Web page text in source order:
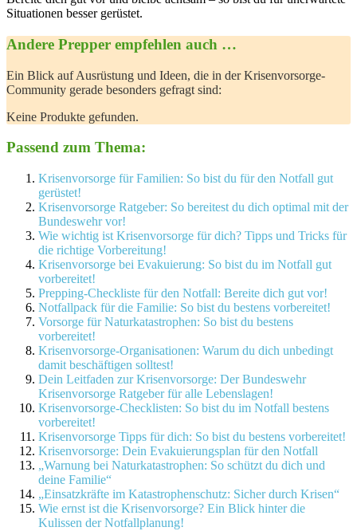
Situationen besser gerüstet.
Andere Prepper empfehlen auch …
Ein Blick auf Ausrüstung und Ideen, ⁣die in der Krisenvorsorge-
Community gerade besonders gefragt sind:
Keine Produkte gefunden.
Passend zum Thema:
Krisenvorsorge für Familien: So bist du für den Notfall gut
gerüstet!
Krisenvorsorge Ratgeber: So bereitest du dich optimal mit der
Bundeswehr vor!
Wie wichtig ist Krisenvorsorge für dich? Tipps und Tricks für
die richtige Vorbereitung!
Krisenvorsorge bei Evakuierung: So bist du im Notfall gut
vorbereitet!
Prepping-Checkliste für den Notfall: Bereite dich gut vor!
Notfallpack für die Familie: So bist du bestens vorbereitet!
Vorsorge für Naturkatastrophen: So bist du bestens
vorbereitet!
Krisenvorsorge-Organisationen: Warum du dich unbedingt
damit beschäftigen solltest!
Dein Leitfaden zur Krisenvorsorge: Der Bundeswehr
Krisenvorsorge Ratgeber für alle Lebenslagen!
Krisenvorsorge-Checklisten: So bist du im Notfall bestens
vorbereitet!
Krisenvorsorge Tipps für dich: So bist du bestens vorbereitet!
Krisenvorsorge: Dein Evakuierungsplan für den Notfall
„Warnung bei Naturkatastrophen: So schützt du dich und
deine Familie“
„Einsatzkräfte im Katastrophenschutz: Sicher durch Krisen“
Wie ernst ist die Krisenvorsorge? Ein Blick hinter die
Kulissen der Notfallplanung!